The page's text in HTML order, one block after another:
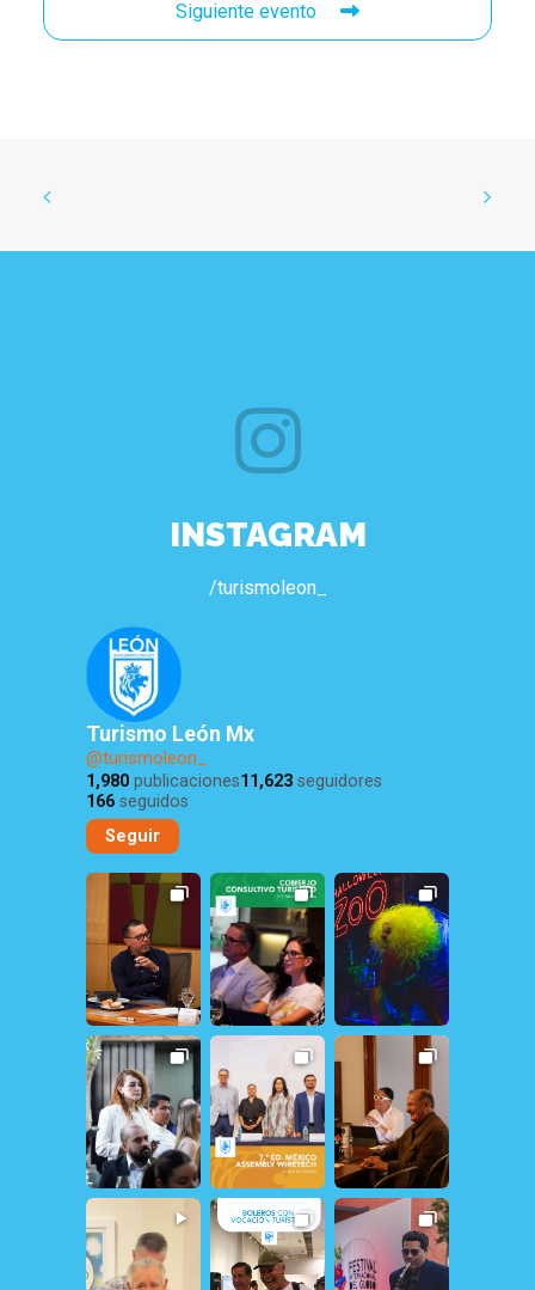
Siguiente evento
INSTAGRAM
/turismoleon_
Turismo León Mx
@turismoleon_
1,980 publicaciones11,623 seguidores
166 seguidos
Seguir
10 0 1 301
19 0 0